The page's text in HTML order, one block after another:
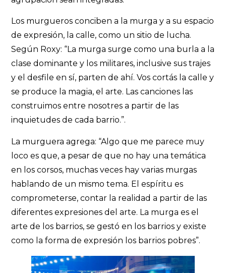
Los murgueros conciben a la murga y a su espacio
de expresión, la calle, como un sitio de lucha.
Según Roxy: “La murga surge como una burla a la
clase dominante y los militares, inclusive sus trajes
y el desfile en sí, parten de ahí. Vos cortás la calle y
se produce la magia, el arte. Las canciones las
construimos entre nosotres a partir de las
inquietudes de cada barrio.”.
La murguera agrega: “Algo que me parece muy
loco es que, a pesar de que no hay una temática
en los corsos, muchas veces hay varias murgas
hablando de un mismo tema. El espíritu es
comprometerse, contar la realidad a partir de las
diferentes expresiones del arte. La murga es el
arte de los barrios, se gestó en los barrios y existe
como la forma de expresión los barrios pobres”.